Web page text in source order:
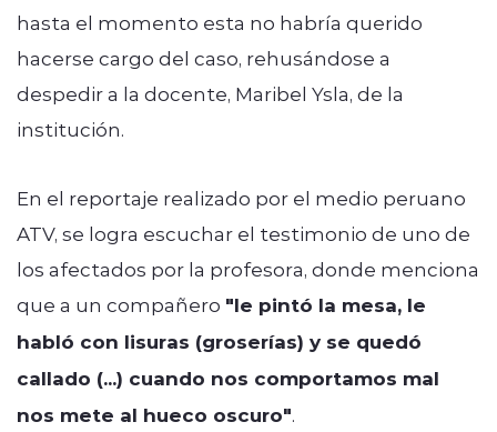
hasta el momento esta no habría querido
hacerse cargo del caso, rehusándose a
despedir a la docente, Maribel Ysla, de la
institución.
En el reportaje realizado por el medio peruano
ATV, se logra escuchar el testimonio de uno de
los afectados por la profesora, donde menciona
que a un compañero "le pintó la mesa, le
habló con lisuras (groserías) y se quedó
callado (...) cuando nos comportamos mal
nos mete al hueco oscuro".